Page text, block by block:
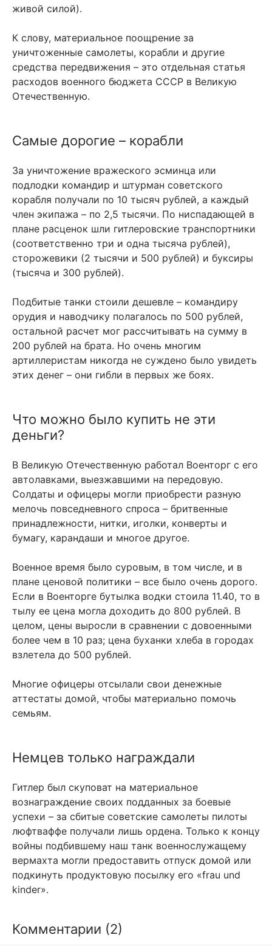
живой силой).
К слову, материальное поощрение за
уничтоженные самолеты, корабли и другие
средства передвижения – это отдельная статья
расходов военного бюджета СССР в Великую
Отечественную.
Самые дорогие – корабли
За уничтожение вражеского эсминца или
подлодки командир и штурман советского
корабля получали по 10 тысяч рублей, а каждый
член экипажа – по 2,5 тысячи. По ниспадающей в
плане расценок шли гитлеровские транспортники
(соответственно три и одна тысяча рублей),
сторожевики (2 тысячи и 500 рублей) и буксиры
(тысяча и 300 рублей).
Подбитые танки стоили дешевле – командиру
орудия и наводчику полагалось по 500 рублей,
остальной расчет мог рассчитывать на сумму в
200 рублей на брата. Но очень многим
артиллеристам никогда не суждено было увидеть
этих денег – они гибли в первых же боях.
Что можно было купить не эти
деньги?
В Великую Отечественную работал Военторг с его
автолавками, выезжавшими на передовую.
Солдаты и офицеры могли приобрести разную
мелочь повседневного спроса – бритвенные
принадлежности, нитки, иголки, конверты и
бумагу, карандаши и многое другое.
Военное время было суровым, в том числе, и в
плане ценовой политики – все было очень дорого.
Если в Военторге бутылка водки стоила 11.40, то в
тылу ее цена могла доходить до 800 рублей. В
целом, цены выросли в сравнении с довоенными
более чем в 10 раз; цена буханки хлеба в городах
взлетела до 500 рублей.
Многие офицеры отсылали свои денежные
аттестаты домой, чтобы материально помочь
семьям.
Немцев только награждали
Гитлер был скуповат на материальное
вознаграждение своих подданных за боевые
успехи – за сбитые советские самолеты пилоты
люфтваффе получали лишь ордена. Только к концу
войны подбившему наш танк военнослужащему
вермахта могли предоставить отпуск домой или
подкинуть продуктовую посылку его «frau und
kinder».
Комментарии (2)